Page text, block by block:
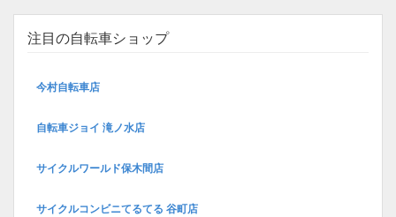
注目の自転車ショップ
今村自転車店
自転車ジョイ 滝ノ水店
サイクルワールド保木間店
サイクルコンビニてるてる 谷町店